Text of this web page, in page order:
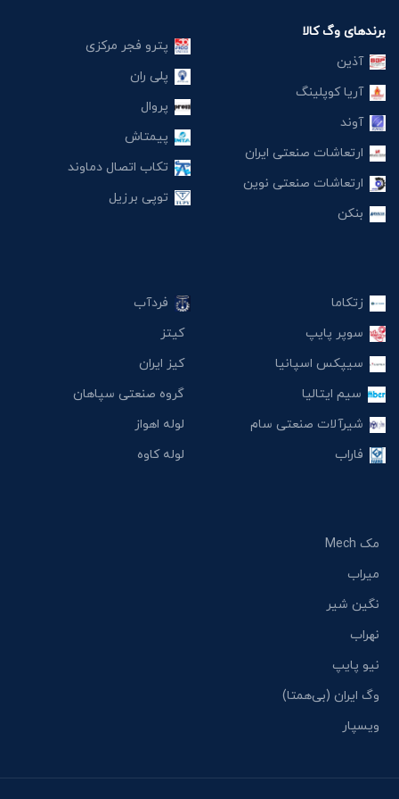
برندهای وگ کالا
آذین
آریا کوپلینگ
آوند
ارتعاشات صنعتی ایران
ارتعاشات صنعتی نوین
بنکن
پترو فجر مرکزی
پلی ران
پروال
پیمتاش
تکاب اتصال دماوند
توپی برزیل
زتکاما
سوپر پایپ
سیپکس اسپانیا
سیم ایتالیا
شیرآلات صنعتی سام
فاراب
فردآب
کیتز
کیز ایران
گروه صنعتی سپاهان
لوله اهواز
لوله کاوه
مک Mech
میراب
نگین شیر
نهراب
نیو پایپ
وگ ایران (بی‌همتا)
ویسپار